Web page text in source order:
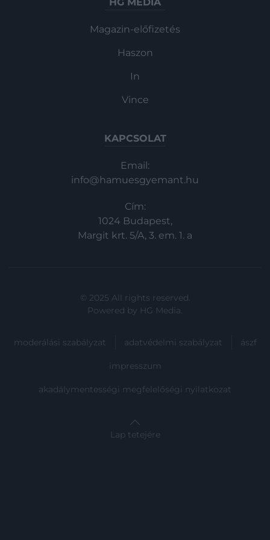
Magazin-előfizetés
Haszon
In
Vince
KAPCSOLAT
Email:
info@hamuesgyemant.hu
Cím:
1024 Budapest,
Margit krt. 5/A, 3. em. 1. a
© 2025 All rights reserved.
Powered by HG Media.
moderálási szabályzat adatvédelmi szabályzat ászf
impresszum
akadálymentességi megfelelőségi nyilatkozat
Lap tetejére